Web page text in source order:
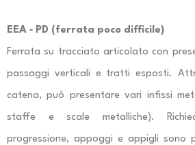
EEA ‐ PD (ferrata poco difficile)
Ferrata su tracciato articolato con
passaggi verticali e tratti esposti.
catena, può presentare vari infissi
staffe e scale metalliche).
progressione, appoggi e appigli sono